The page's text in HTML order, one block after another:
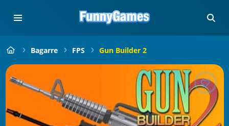
Bagarre FPS Gun Builder 2